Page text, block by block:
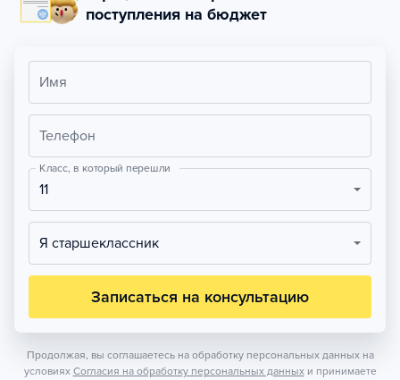
поступления на бюджет
Имя
Телефон
Класс, в который перешли
11
Я старшеклассник
Записаться на консультацию
Продолжая, вы соглашаетесь на обработку персональных данных на
условиях Согласия на обработку персональных данных и принимаете